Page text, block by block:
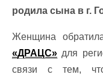
родила сына в г.
Женщина
«ДРАЦС» для
связи с тем,